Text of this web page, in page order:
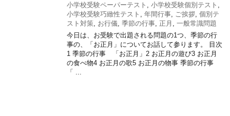
小学校受験ペーパーテスト
小学校受験個別テスト
小学校受験巧緻性テスト
年間行事 ご挨拶 個別テ
スト対策 お行儀 季節の行事 正月
一般常識問題
今日は、お受験で出題される問題の1つ、季節の行
事の、「お正月」についてお話して参ります。 目次
1 季節の行事 「お正月」2 お正月の遊び3 お正月
の食べ物4 お正月の歌5 お正月の物事 季節の行事
「 ...